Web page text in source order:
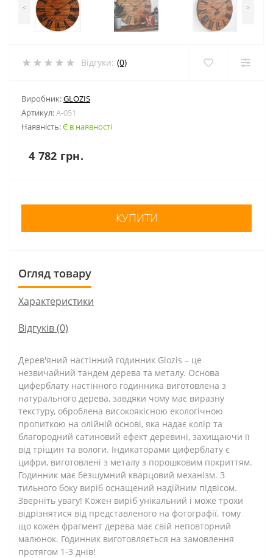
< >
Відгуки: (0)
Виробник:GLOZIS
Артикул:A-051
Наявність:Є в наявності
4 782 грн.
КУПИТИ
Огляд товару
Характеристики
Відгуків (0)
Дерев'яний настінний годинник Glozis – це
незвичайний тандем дерева та металу. Основа
циферблату настінного годинника виготовлена з
натурального дерева, завдяки чому має виразну
текстуру, оброблена високоякісною екологічною
пропиткою на олійній основі, яка надає колір та
благородний сатиновий ефект деревині, захищаючи її
від тріщин та вологи. Індикаторами циферблату є
цифри, виготовлені з металу з порошковим покриттям.
Годинник має безшумний кварцовий механізм. З
тильного боку виріб оснащений надійним підвісом.
Зверніть увагу! Кожен виріб унікальний і може трохи
відрізнятися від представленого на фотографії, тому
що кожен фрагмент дерева має свій неповторний
малюнок. Годинник виготовляється на замовлення
протягом 1-3 днів!